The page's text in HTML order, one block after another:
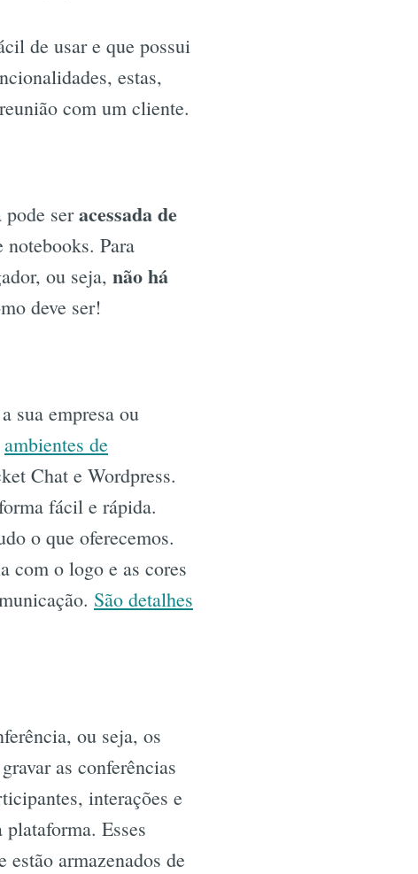
de usar e que possui
estas,
com um cliente.
pode seracessada de
notebooks. Para
ou seja, não há
deve ser!
sua empresa ou
ambientes de
Chat e Wordpress.
fácil e rápida.
o que oferecemos.
com o logo e as cores
São detalhes
ou seja, os
as conferências
interações e
Esses
armazenados de